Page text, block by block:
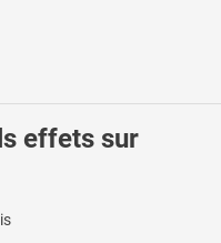
effets sur